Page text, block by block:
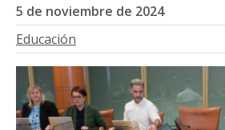
5 de noviembre de 2024
Educación